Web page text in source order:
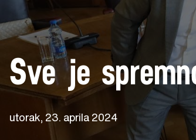
Sve je
utorak, 23. aprila 2024